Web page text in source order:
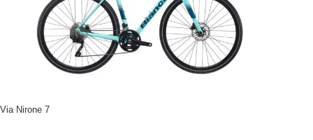
Via Nirone 7